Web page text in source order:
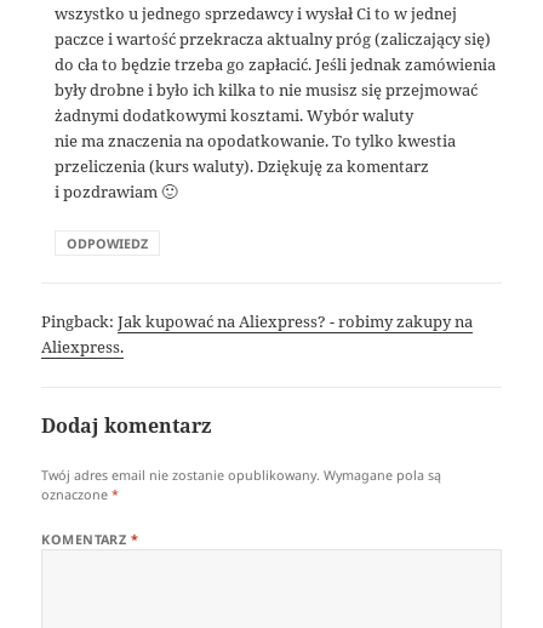
wszystko u jednego sprzedawcy i wysłał Ci to w jednej
paczce i wartość przekracza aktualny próg (zaliczający się)
do cła to będzie trzeba go zapłacić. Jeśli jednak zamówienia
były drobne i było ich kilka to nie musisz się przejmować
żadnymi dodatkowymi kosztami. Wybór waluty
nie ma znaczenia na opodatkowanie. To tylko kwestia
przeliczenia (kurs waluty). Dziękuję za komentarz
i pozdrawiam 🙂
ODPOWIEDZ
Pingback:Jak kupować na Aliexpress? - robimy zakupy na
Aliexpress.
Dodaj komentarz
Twój adres email nie zostanie opublikowany. Wymagane pola są
oznaczone*
KOMENTARZ *